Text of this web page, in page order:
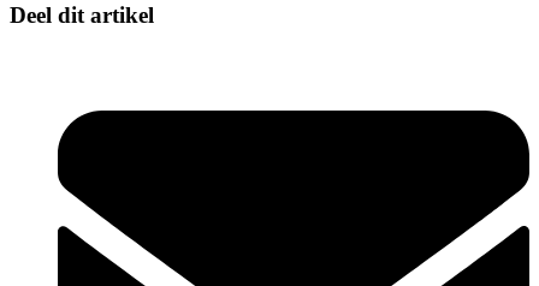
Deel dit artikel